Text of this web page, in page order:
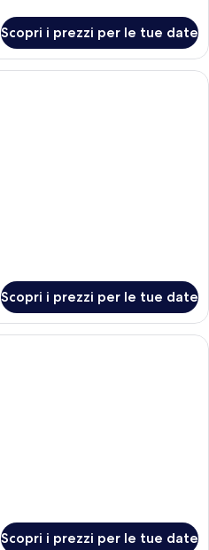
Scopri i prezzi per le tue date
Una camera da letto moderna con
Scopri i prezzi per le tue date
Una camera da letto moderna con
Scopri i prezzi per le tue date